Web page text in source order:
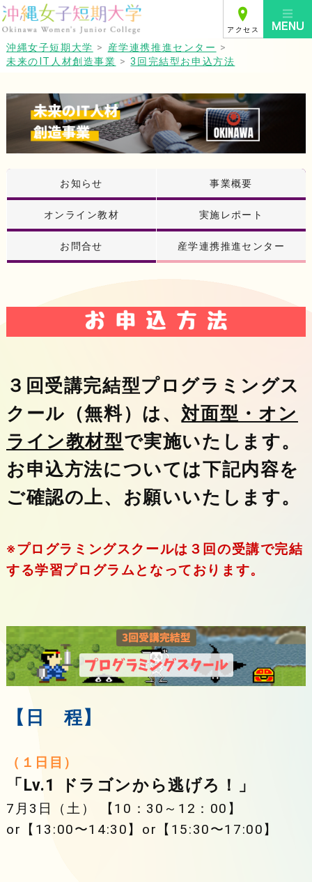
アクセス
沖縄女子短期大学 > 産学連携推進センター >
未来のIT人材創造事業 > 3回完結型お申込方法
お知らせ 事業概要
オンライン教材 実施レポート
お問合せ 産学連携推進センター
３回受講完結型プログラミングス
クール（無料）は、 対面型・オン
ライン教材型で実施いたします。
お申込方法については下記内容を
ご確認の上、お願いいたします。
※プログラミングスクールは３回の受講で完結
する学習プログラムとなっております。
【日 程】
（１日目）
「Lv.1 ドラゴンから逃げろ！」
7月3日（土） 【10：30～12：00】
or【13:00〜14:30】or【15:30〜17:00】